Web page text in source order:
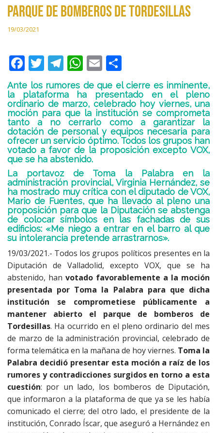
parque de bomberos de Tordesillas
19/03/2021
F
ac
e
b
o
o
k
T
w
itt
er
T
el
e
gr
a
m
W
h
at
s
A
p
p
E
m
ai
l
o
m
p
ar
ti
r
Ante los rumores de que el cierre es inminente,
la plataforma ha presentado en el pleno
ordinario de marzo, celebrado hoy viernes, una
moción para que la institución se comprometa
tanto a no cerrarlo como a garantizar la
dotación de personal y equipos necesaria para
ofrecer un servicio óptimo. Todos los grupos han
votado a favor de la proposición excepto VOX,
que se ha abstenido.
La portavoz de Toma la Palabra en la
administración provincial, Virginia Hernández, se
ha mostrado muy crítica con el diputado de VOX,
Mario de Fuentes, que ha llevado al pleno una
proposición para que la Diputación se abstenga
de colocar símbolos en las fachadas de sus
edificios: «Me niego a entrar en el barro al que
su intolerancia pretende arrastrarnos».
19/03/2021.- Todos los grupos políticos presentes en la
Diputación de Valladolid, excepto VOX, que se ha
abstenido, han votado favorablemente a la moción
presentada por Toma la Palabra para que dicha
institución se comprometiese públicamente a
mantener abierto el parque de bomberos de
Tordesillas. Ha ocurrido en el pleno ordinario del mes
de marzo de la administración provincial, celebrado de
forma telemática en la mañana de hoy viernes. Toma la
Palabra decidió presentar esta moción a raíz de los
rumores y contradicciones surgidos en torno a esta
cuestión: por un lado, los bomberos de Diputación,
que informaron a la plataforma de que ya se les había
comunicado el cierre; del otro lado, el presidente de la
institución, Conrado Íscar, que aseguró a Hernández en